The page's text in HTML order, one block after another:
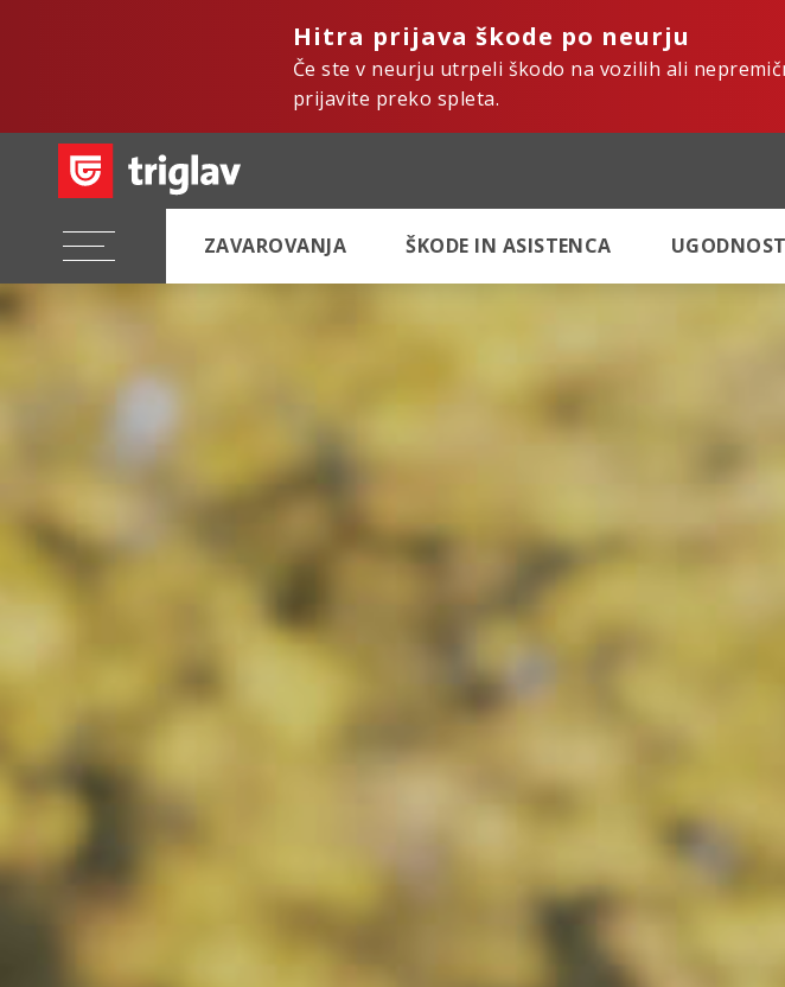
Hitra prijava škode po neurju
Če ste v neurju utrpeli škodo na vozilih ali
prijavite preko spleta.
ZAVAROVANJA ŠKODE IN ASISTENCA